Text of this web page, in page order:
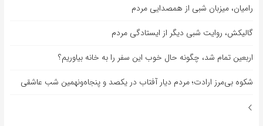
رامیان، میزبان شبی از همصدایی مردم
گالیکش، روایت شبی دیگر از ایستادگی مردم
اربعین تمام شد، چگونه حال خوب این سفر را به خانه بیاوریم؟
شکوه بی‌مرز ارادت؛ مردم دیار آفتاب در یکصد و پنجاه‌ونهمین شب عاشقی